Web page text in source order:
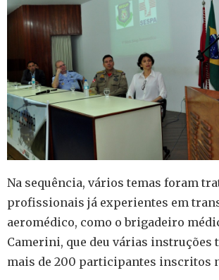
Na sequência, vários temas foram
profissionais já experientes em
aeromédico, como o brigadeiro
Camerini, que deu várias instruções
mais de 200 participantes inscritos